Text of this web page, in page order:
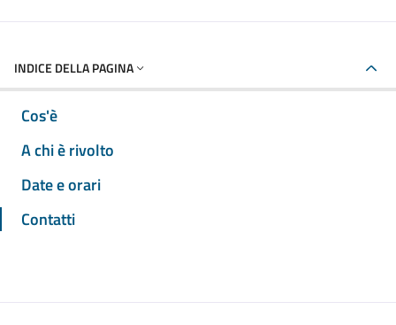
INDICE DELLA PAGINA
Cos'è
A chi è rivolto
Date e orari
Contatti